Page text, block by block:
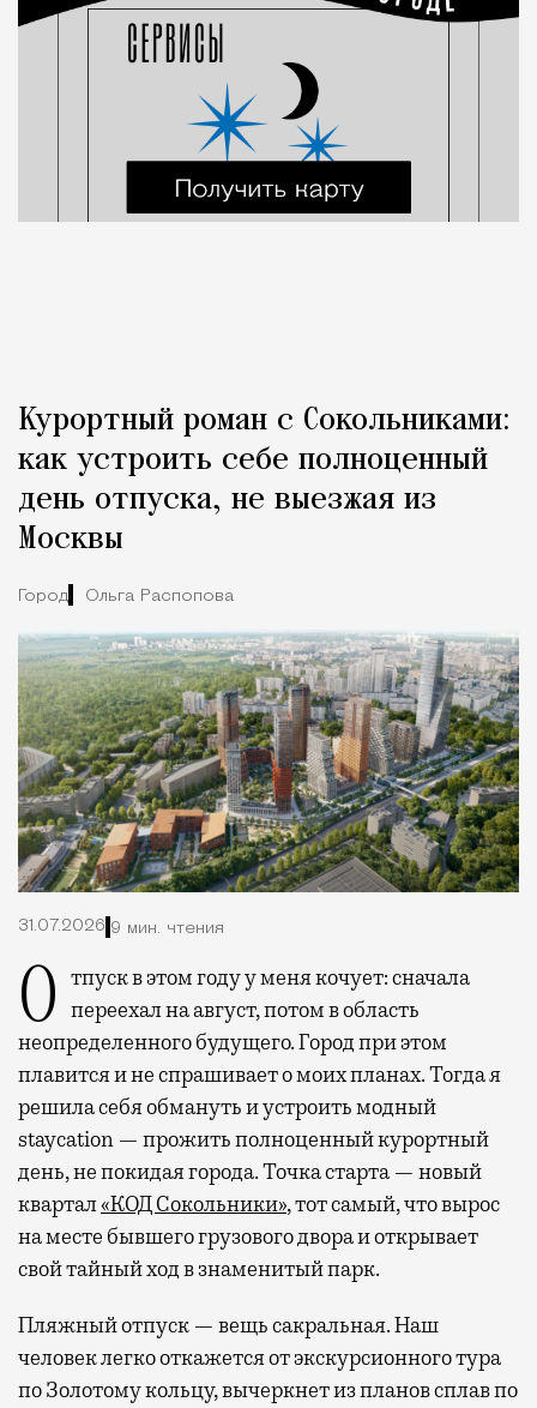
Курортный роман с Сокольниками:
как устроить себе полноценный
день отпуска, не выезжая из
Москвы
Город Ольга Распопова
31.07.2026 9 мин. чтения
Отпуск в этом году у меня кочует: сначала переехал на август, потом в область
неопределенного будущего. Город при этом
плавится и не спрашивает о моих планах. Тогда я
решила себя обмануть и устроить модный
staycation — прожить полноценный курортный
день, не покидая города. Точка старта — новый
квартал«КОД Сокольники», тот самый, что вырос
на месте бывшего грузового двора и открывает
свой тайный ход в знаменитый парк.
Пляжный отпуск — вещь сакральная. Наш
человек легко откажется от экскурсионного тура
по Золотому кольцу, вычеркнет из планов сплав по